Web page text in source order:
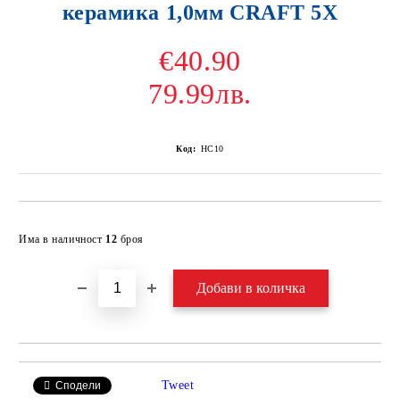
керамика 1,0мм CRAFT 5X
€40.90
79.99лв.
Код: HC10
Има в наличност 12 броя
Сподели Tweet